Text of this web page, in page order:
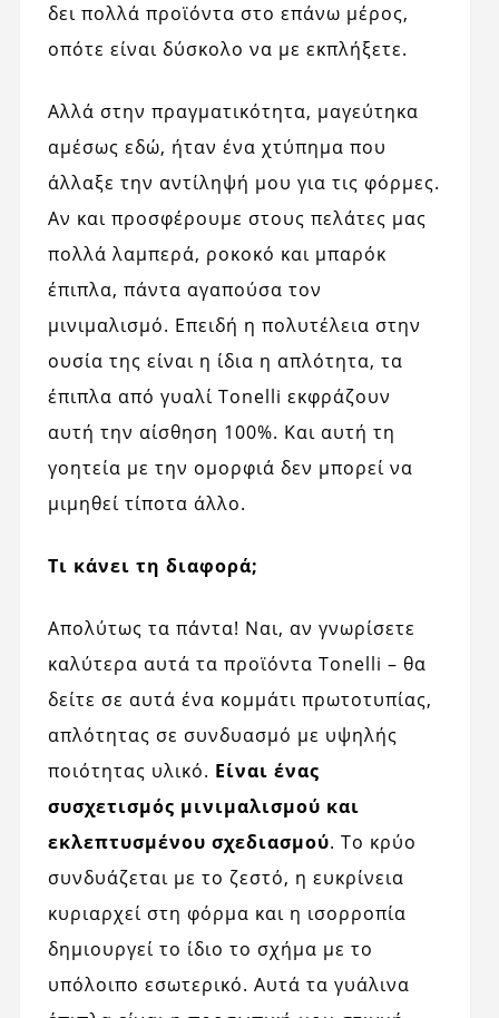
δει πολλά προϊόντα στο επάνω μέρος,
οπότε είναι δύσκολο να με εκπλήξετε.
Αλλά στην πραγματικότητα, μαγεύτηκα
αμέσως εδώ, ήταν ένα χτύπημα που
άλλαξε την αντίληψή μου για τις φόρμες.
Αν και προσφέρουμε στους πελάτες μας
πολλά λαμπερά, ροκοκό και μπαρόκ
έπιπλα, πάντα αγαπούσα τον
μινιμαλισμό. Επειδή η πολυτέλεια στην
ουσία της είναι η ίδια η απλότητα, τα
έπιπλα από γυαλί Tonelli εκφράζουν
αυτή την αίσθηση 100%. Και αυτή τη
γοητεία με την ομορφιά δεν μπορεί να
μιμηθεί τίποτα άλλο.
Τι κάνει τη διαφορά;
Απολύτως τα πάντα! Ναι, αν γνωρίσετε
καλύτερα αυτά τα προϊόντα Tonelli – θα
δείτε σε αυτά ένα κομμάτι πρωτοτυπίας,
απλότητας σε συνδυασμό με υψηλής
ποιότητας υλικό. Είναι ένας
συσχετισμός μινιμαλισμού και
εκλεπτυσμένου σχεδιασμού. Το κρύο
συνδυάζεται με το ζεστό, η ευκρίνεια
κυριαρχεί στη φόρμα και η ισορροπία
δημιουργεί το ίδιο το σχήμα με το
υπόλοιπο εσωτερικό. Αυτά τα γυάλινα